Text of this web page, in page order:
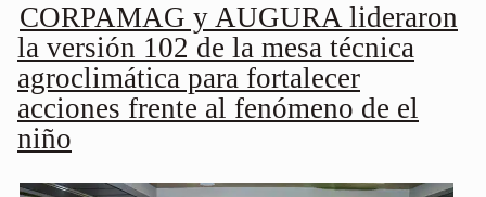
CORPAMAG y AUGURA lideraron
la versión 102 de la mesa técnica
agroclimática para fortalecer
acciones frente al fenómeno de el
niño